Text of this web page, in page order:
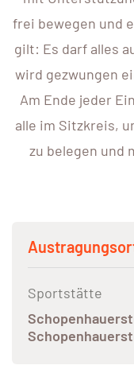
frei bewegen und
gilt: Es darf alles
wird gezwungen
Am Ende jeder
alle im Sitzkreis,
zu belegen und
Sportstätte